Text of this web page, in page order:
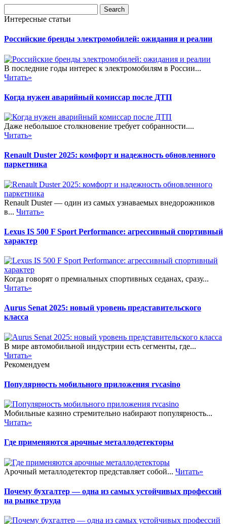
Интересные статьи
Российские бренды электромобилей: ожидания и реалии
В последние годы интерес к электромобилям в России...
Читать»
Когда нужен аварийный комиссар после ДТП
Даже небольшое столкновение требует собранности....
Читать»
Renault Duster 2025: комфорт и надежность обновленного
паркетника
Renault Duster — один из самых узнаваемых внедорожников
в... Читать»
Lexus IS 500 F Sport Performance: агрессивный спортивный
характер
Когда говорят о премиальных спортивных седанах, сразу...
Читать»
Aurus Senat 2025: новый уровень представительского
класса
В мире автомобильной индустрии есть сегменты, где...
Читать»
Рекомендуем
Популярность мобильного приложения rvcasino
Мобильные казино стремительно набирают популярность...
Читать»
Где применяются арочные металлодетекторы
Арочный металлодетектор представляет собой... Читать»
Почему бухгалтер — одна из самых устойчивых профессий
на рынке труда